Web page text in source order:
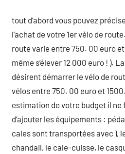
tout d’abord vous pouvez
l’achat de votre 1er vélo de
route varie entre 750. 00 euro
même s’élever 12 000 euro ! ).
désirent démarrer le vélo de
vélos entre 750. 00 euro et
estimation de votre budget il ne
d’ajouter les équipements :
cales sont transportées avec ),
chandail, le cale-cuisse, le